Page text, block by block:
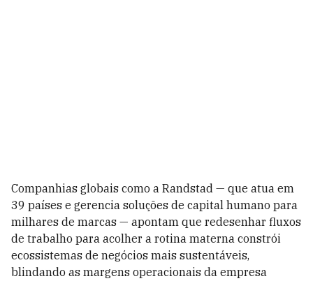
Companhias globais como a Randstad — que atua em
39 países e gerencia soluções de capital humano para
milhares de marcas — apontam que redesenhar fluxos
de trabalho para acolher a rotina materna constrói
ecossistemas de negócios mais sustentáveis,
blindando as margens operacionais da empresa